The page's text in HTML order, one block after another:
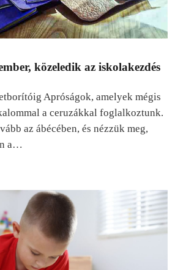
közeledik az iskolakezdés
Apróságok, amelyek mégis
a ceruzákkal foglalkoztunk.
az ábécében, és nézzük meg,
a…